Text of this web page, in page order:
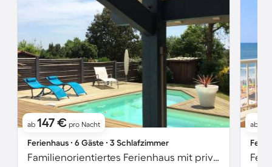
ab 147 € pro Nacht
Ferienhaus ∙ 6 Gäste ∙ 3 Schlafzimmer
Familienorientiertes Ferienhaus mit privatem Pool, Garten und Terrasse | Naturblick | Hunde erlaubt
ab